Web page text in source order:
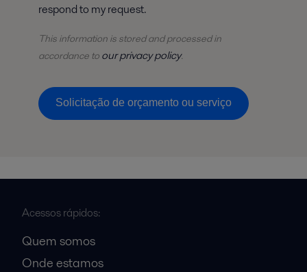
respond to my request.
This information is stored andprocessedin
accordance to our privacy policy.
Solicitação de orçamento ou serviço
Acessos rápidos:
Quem somos
Onde estamos